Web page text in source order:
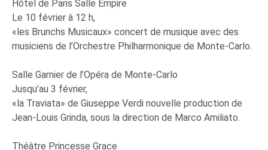
Hôtel de Paris Salle Empire
Le 10 février à 12 h,
«les Brunchs Musicaux» concert de musique avec des
musiciens de l’Orchestre Philharmonique de Monte-Carlo.
Salle Garnier de l’Opéra de Monte-Carlo
Jusqu’au 3 février,
«la Traviata» de Giuseppe Verdi nouvelle production de
Jean-Louis Grinda, sous la direction de Marco Amiliato.
Théâtre Princesse Grace